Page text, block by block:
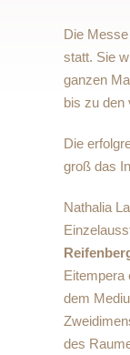
Die Messe
statt. Sie
ganzen
bis zu den
Die
groß das
Nathalia
Eitempera
dem
des